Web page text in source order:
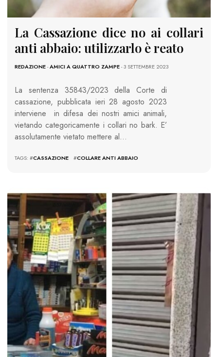
La Cassazione dice no ai collari
anti abbaio: utilizzarlo è reato
REDAZIONE-AMICI A QUATTRO ZAMPE- 3 SETTEMBRE 2023
La sentenza 35843/2023 della Corte di
cassazione, pubblicata ieri 28 agosto 2023
interviene in difesa dei nostri amici animali,
vietando categoricamente i collari no bark. E’
assolutamente vietato mettere al…
TAGS: #CASSAZIONE #COLLARE ANTI ABBAIO
557 VIEWS